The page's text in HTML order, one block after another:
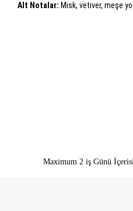
Alt Notalar: Misk, vetiver, meşe
Maximum 2 iş Günü